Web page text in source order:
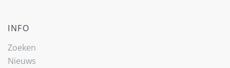
INFO
Zoeken
Nieuws